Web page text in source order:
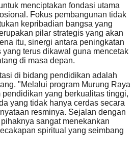
menciptakan fondasi utama
Fokus pembangunan tidak
kepribadian bangsa yang
pilar strategis yang akan
itu, sinergi antara peningkatan
terus dikawal guna mencetak
di masa depan.
di bidang pendidikan adalah
"Melalui program Murung Raya
yang berkualitas tinggi,
yang tidak hanya cerdas secara
resminya. Sejalan dengan
sangat menekankan
spiritual yang seimbang